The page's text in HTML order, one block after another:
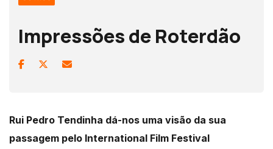
Impressões de Roterdão
Rui Pedro Tendinha dá-nos uma visão da sua
passagem pelo International Film Festival